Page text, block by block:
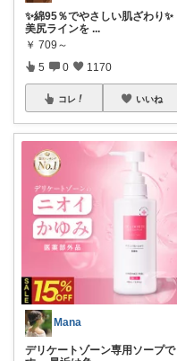
✨綿95％でやさしい肌ざわり✨
美尻ラインを ...
￥ 709～
5 0 1170
コレ いいね
Mana
デリケートゾーン専用ソープで